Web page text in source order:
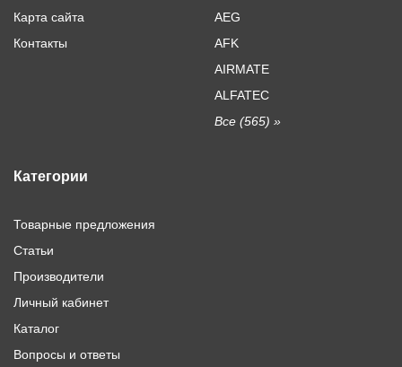
Карта сайта
Контакты
AEG
AFK
AIRMATE
ALFATEC
Все (565) »
Категории
Товарные предложения
Статьи
Производители
Личный кабинет
Каталог
Вопросы и ответы